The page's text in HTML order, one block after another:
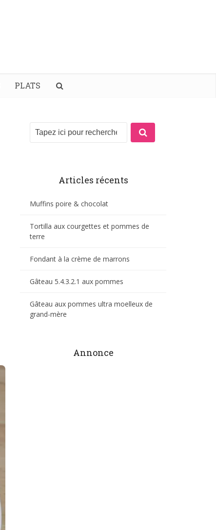
PLATS
Articles récents
Muffins poire & chocolat
Tortilla aux courgettes et pommes de
terre
Fondant à la crème de marrons
Gâteau 5.4.3.2.1 aux pommes
Gâteau aux pommes ultra moelleux de
grand-mère
Annonce